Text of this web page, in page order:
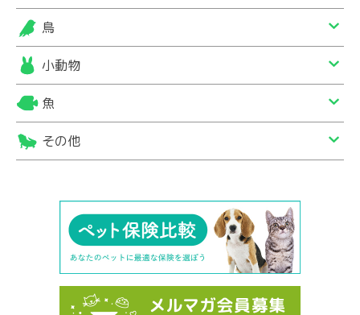
鳥
小動物
魚
その他